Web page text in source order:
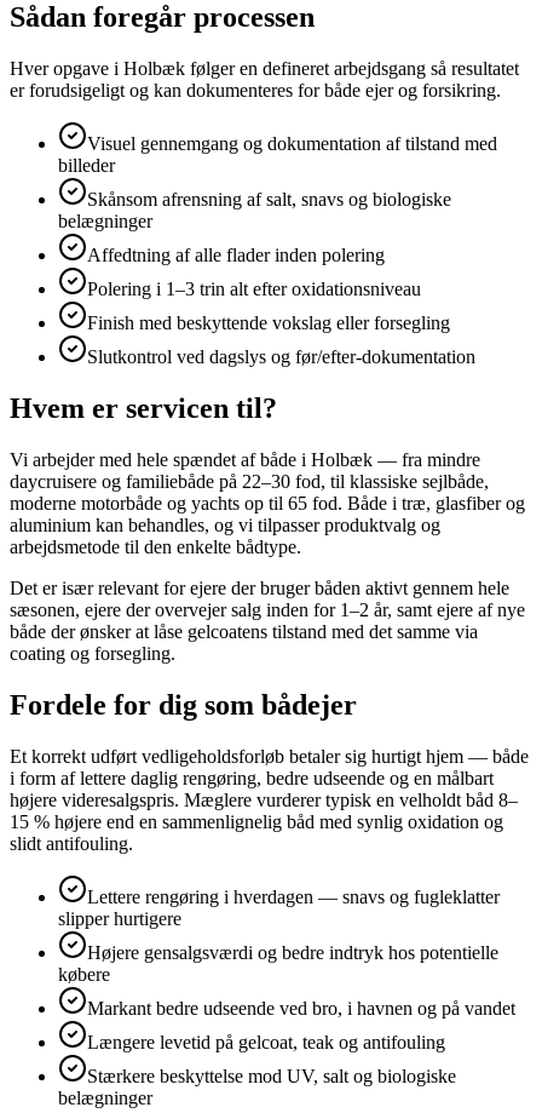
Sådan foregår processen
Hver opgave i Holbæk følger en defineret arbejdsgang så resultatet
er forudsigeligt og kan dokumenteres for både ejer og forsikring.
Visuel gennemgang og dokumentation af tilstand med
billeder
Skånsom afrensning af salt, snavs og biologiske
belægninger
Affedtning af alle flader inden polering
Polering i 1–3 trin alt efter oxidationsniveau
Finish med beskyttende vokslag eller forsegling
Slutkontrol ved dagslys og før/efter-dokumentation
Hvem er servicen til?
Vi arbejder med hele spændet af både i Holbæk — fra mindre
daycruisere og familiebåde på 22–30 fod, til klassiske sejlbåde,
moderne motorbåde og yachts op til 65 fod. Både i træ, glasfiber og
aluminium kan behandles, og vi tilpasser produktvalg og
arbejdsmetode til den enkelte bådtype.
Det er især relevant for ejere der bruger båden aktivt gennem hele
sæsonen, ejere der overvejer salg inden for 1–2 år, samt ejere af nye
både der ønsker at låse gelcoatens tilstand med det samme via
coating og forsegling.
Fordele for dig som bådejer
Et korrekt udført vedligeholdsforløb betaler sig hurtigt hjem — både
i form af lettere daglig rengøring, bedre udseende og en målbart
højere videresalgspris. Mæglere vurderer typisk en velholdt båd 8–
15 % højere end en sammenlignelig båd med synlig oxidation og
slidt antifouling.
Lettere rengøring i hverdagen — snavs og fugleklatter
slipper hurtigere
Højere gensalgsværdi og bedre indtryk hos potentielle
købere
Markant bedre udseende ved bro, i havnen og på vandet
Længere levetid på gelcoat, teak og antifouling
Stærkere beskyttelse mod UV, salt og biologiske
belægninger